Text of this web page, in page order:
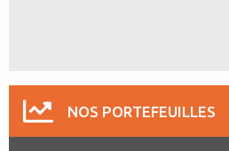
NOS PORTEFEUILLES